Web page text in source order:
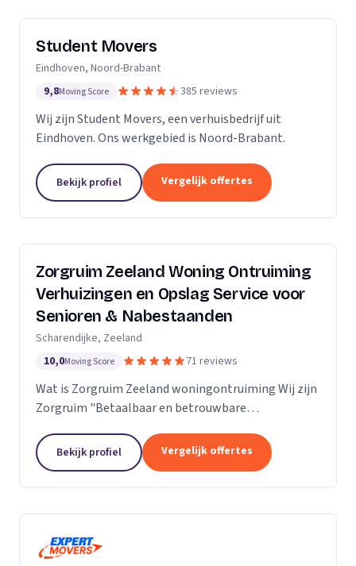
Student Movers
Eindhoven, Noord-Brabant
9,8Moving Score 385 reviews
Wij zijn Student Movers, een verhuisbedrijf uit
Eindhoven. Ons werkgebied is Noord-Brabant.
Bekijk profiel Vergelijk offertes
Zorgruim Zeeland Woning Ontruiming
Verhuizingen en Opslag Service voor
Senioren & Nabestaanden
Scharendijke, Zeeland
10,0Moving Score 71 reviews
Wat is Zorgruim Zeeland woningontruiming Wij zijn
Zorgruim "Betaalbaar en betrouwbare
kleine verhuizingen.” Onze Kwaliteit is namelijk zo
ongelofelijk...
Bekijk profiel Vergelijk offertes